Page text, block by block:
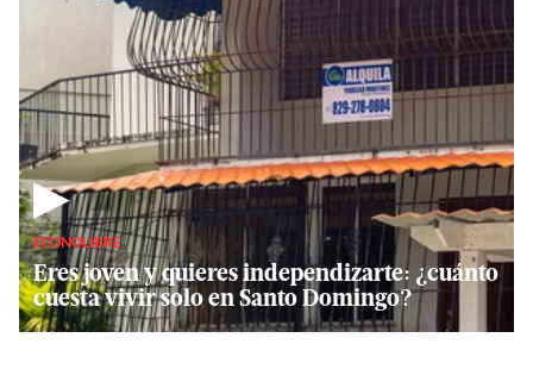
▶
ECONOLIBRE
Eres joven y quieres independizarte: ¿cuánto
cuesta vivir solo en Santo Domingo?